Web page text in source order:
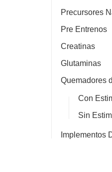
Precursores
Pre Entrenos
Creatinas
Glutaminas
Quemadores
Con
Sin
Implementos